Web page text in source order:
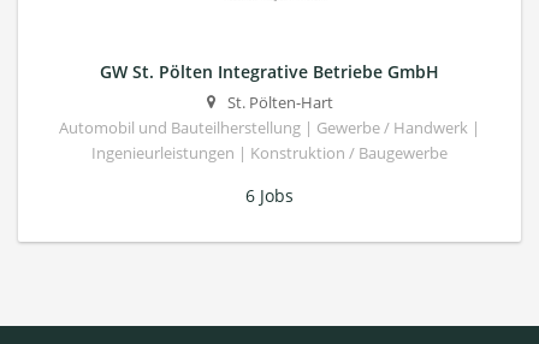
GW St. Pölten Integrative Betriebe GmbH
St. Pölten-Hart
Automobil und Bauteilherstellung | Gewerbe / Handwerk |
Ingenieurleistungen | Konstruktion / Baugewerbe
6 Jobs